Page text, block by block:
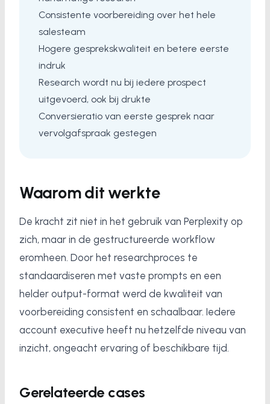
Consistente voorbereiding over het hele
salesteam
Hogere gesprekskwaliteit en betere eerste
indruk
Research wordt nu bij iedere prospect
uitgevoerd, ook bij drukte
Conversieratio van eerste gesprek naar
vervolgafspraak gestegen
Waarom dit werkte
De kracht zit niet in het gebruik van Perplexity op
zich, maar in de gestructureerde workflow
eromheen. Door het researchproces te
standaardiseren met vaste prompts en een
helder output-format werd de kwaliteit van
voorbereiding consistent en schaalbaar. Iedere
account executive heeft nu hetzelfde niveau van
inzicht, ongeacht ervaring of beschikbare tijd.
Gerelateerde cases